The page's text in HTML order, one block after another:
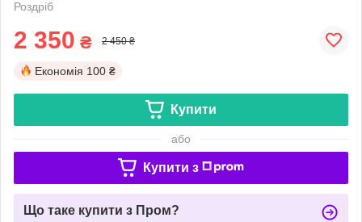
Роздріб
2 350 ₴ 2 450 ₴
Економія 100 ₴
Купити
або
Купити з
Що таке купити з Пром?